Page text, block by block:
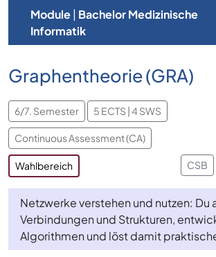
Module| Bachelor Medizinische
Informatik
Graphentheorie (GRA)
6/7. Semester 5 ECTS | 4 SWS
Continuous Assessment (CA)
Wahlbereich CSB
Netzwerke verstehen und nutzen:
Verbindungen und Strukturen,
Algorithmen und löst damit